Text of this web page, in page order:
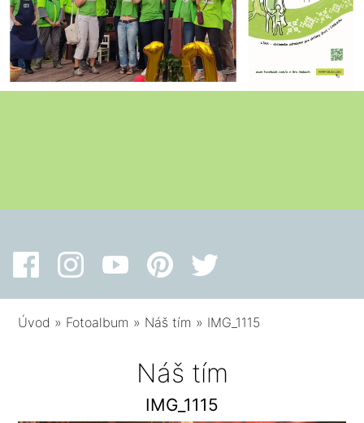
Úvod » Fotoalbum » Náš tím » IMG_1115
Náš tím
IMG_1115